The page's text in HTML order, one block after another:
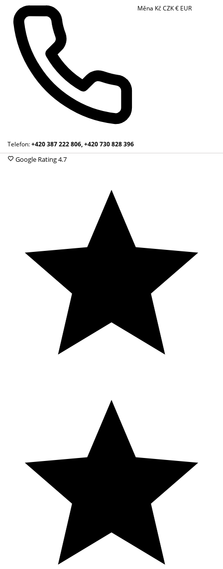
Telefon:+420 387 222 806, +420 730 828 396
Měna KčCZK€ EUR
Google Rating4.7